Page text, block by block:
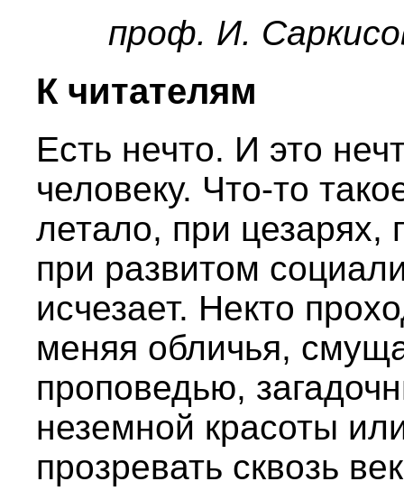
проф. И.
К читателям
Есть нечто. И это
человеку. Что-то
летало, при цезарях,
при развитом
исчезает. Некто
меняя обличья,
проповедью,
неземной красоты
прозревать сквозь